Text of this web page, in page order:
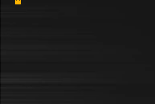
Premium